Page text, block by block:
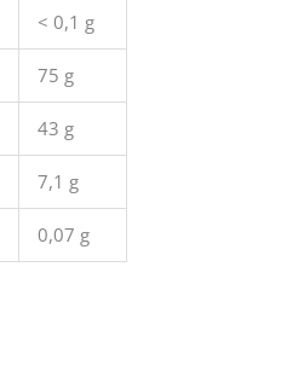
< 0,1 g
75 g
43 g
7,1 g
0,07 g